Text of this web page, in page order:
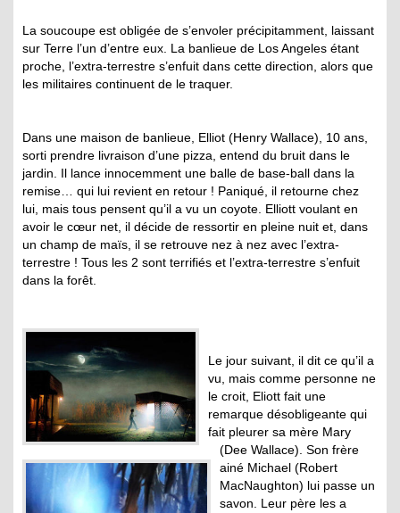
La soucoupe est obligée de s’envoler précipitamment, laissant
sur Terre l’un d’entre eux. La banlieue de Los Angeles étant
proche, l’extra-terrestre s’enfuit dans cette direction, alors que
les militaires continuent de le traquer.
Dans une maison de banlieue, Elliot (Henry Wallace), 10 ans,
sorti prendre livraison d’une pizza, entend du bruit dans le
jardin. Il lance innocemment une balle de base-ball dans la
remise… qui lui revient en retour ! Paniqué, il retourne chez
lui, mais tous pensent qu’il a vu un coyote. Elliott voulant en
avoir le cœur net, il décide de ressortir en pleine nuit et, dans
un champ de maïs, il se retrouve nez à nez avec l’extra-
terrestre ! Tous les 2 sont terrifiés et l’extra-terrestre s’enfuit
dans la forêt.
Le jour suivant, il dit ce qu’il a
vu, mais comme personne ne
le croit, Eliott fait une
remarque désobligeante qui
fait pleurer sa mère Mary
(Dee Wallace). Son frère
ainé Michael (Robert
MacNaughton) lui passe un
savon. Leur père les a